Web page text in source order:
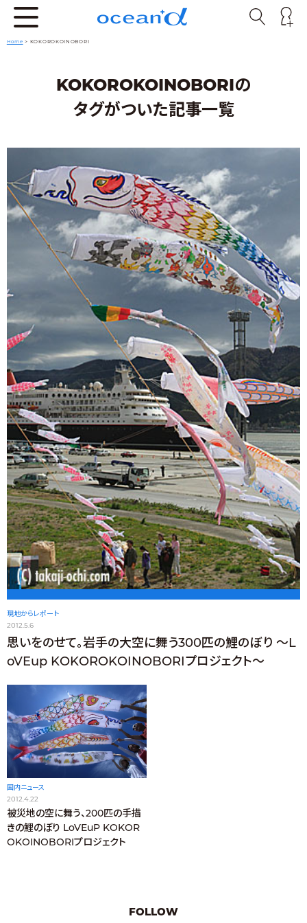
Home > KOKOROKOINOBORI
KOKOROKOINOBORIの
タグがついた記事一覧
現地からレポート
2012.5.6
思いをのせて。岩手の大空に舞う300匹の鯉のぼり 〜L
oVEup KOKOROKOINOBORIプロジェクト〜
国内ニュース
2012.4.22
被災地の空に舞う、200匹の手描
きの鯉のぼり LoVEuP KOKOR
OKOINOBORIプロジェクト
FOLLOW